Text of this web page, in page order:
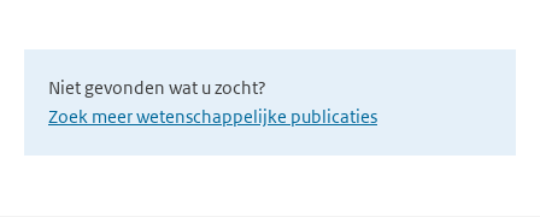
Niet gevonden wat u zocht?
Zoek meer wetenschappelijke publicaties